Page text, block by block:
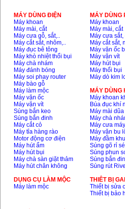
Hero AFT 300 AC/DC
Giá: 50500000
Máy hàn que điện tử
KenMax ARC 315
Giá:3550000VND
Máy hàn bấm Hồng
ký HB4KB (4KVA)
Giá:
Dây cáp hàn Samwon
Korea
Giá :105000VND
Jasic ZX7 200E
Giá:2800000
MÁY DÙNG ĐIỆN
Máy khoan
Máy mài, cắt
Máy cưa gỗ, sắt,..
Máy cắt sắt, nhôm,..
Máy đục bê tông
Máy khò nhiệt thổi bụi
Máy chà nhám
Máy đánh bóng
Máy soi phay router
Máy bào gỗ
Máy làm mộc
Máy vặn ốc
Máy vặn vít
Súng bắn keo
Súng bắn đinh
Máy cắt cỏ
Máy tỉa hàng rào
Motor động cơ điện
Máy hút ẩm
Máy hút bụi
Máy chà sàn giặt thảm
Máy hút chân không
DỤNG CỤ LÀM MỘC
Máy làm mộc
MÁY DÙNG
Máy khoan
Máy mài, cắt
Máy cưa sắt,
Máy cắt sắt,
Máy vặn ốc
Máy vặn vít
Máy hút bụi
Máy thổi bụi
Máy dò kim
MÁY DÙNG
Máy khoan
Búa đục khí
Máy mài
Máy chà
Máy cưa
Máy vặn bu
Máy đầm
Súng gõ rỉ
Súng phun
Súng bắn
Súng rút Rive
THIÊT BỊ
Thiết bị sửa
Thiết bị bảo